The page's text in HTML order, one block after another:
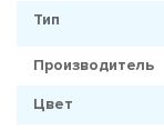
Тип
Производитель
Цвет